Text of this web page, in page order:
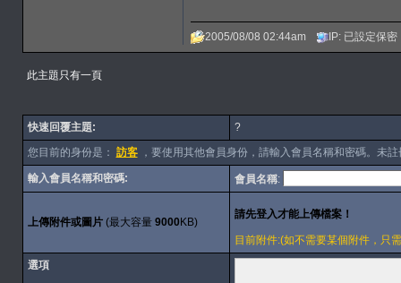
2005/08/08 02:44am IP: 已設定保密
此主題只有一頁
快速回覆主題:
?
您目前的身份是： 訪客，要使用其他會員身份，請輸入會員名稱和密碼。未
輸入會員名稱和密碼: 會員名稱:
上傳附件或圖片(最大容量 9000KB)
目前附件:(如不需要某個附件，只
選項